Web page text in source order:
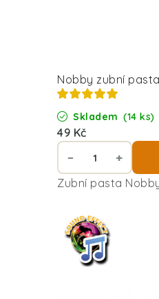
Nobby zubní
Skladem (14 ks)
49 Kč
Zubní pasta